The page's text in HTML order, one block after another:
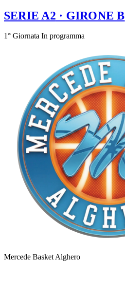
SERIE A2 · GIRONE B
1° Giornata In programma
Mercede Basket Alghero